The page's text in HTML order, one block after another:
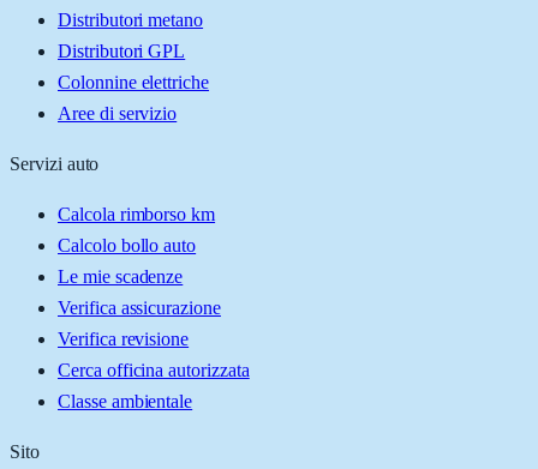
Distributori metano
Distributori GPL
Colonnine elettriche
Aree di servizio
Servizi auto
Calcola rimborso km
Calcolo bollo auto
Le mie scadenze
Verifica assicurazione
Verifica revisione
Cerca officina autorizzata
Classe ambientale
Sito